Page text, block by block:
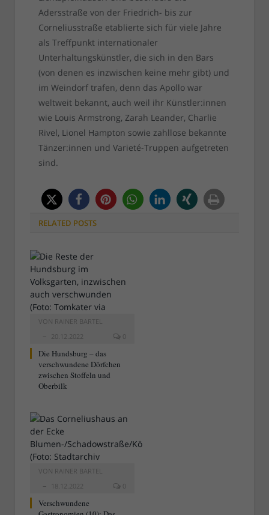
Adersstraße von der Friedrich- bis zur
Corneliusstraße etablierte sich für viele Jahre
als Treffpunkt internationaler
Unterhaltungskünstler, die sich in den Bars
(von denen es inzwischen keine mehr gibt) und
im Weindorf trafen, denn das Apollo war
weltweit bekannt, auch weil ihr Künstler:innen
wie Louis Armstrong, Zarah Leander, Charlie
Rivel, Lionel Hampton sowie zahllose bekannte
Tänzer:innen und Varieté-Truppen aufgetreten
sind.
RELATED POSTS
VON RAINER BARTEL
20.12.2022
0
Die Hundsburg – das
verschwundene Dörfchen
zwischen Stoffeln und
Oberbilk
VON RAINER BARTEL
18.12.2022
0
Verschwundene